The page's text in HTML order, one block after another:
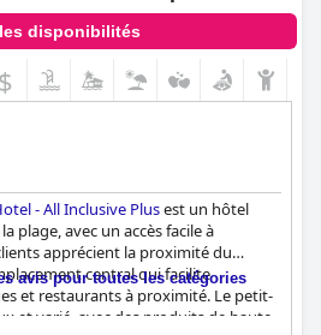
disponibilités
$
- All Inclusive Plusest un hôtel
plage, avec un accès facile à
apprécient la proximité du
central qui facilite
et restaurants à proximité. Le petit-
et varié, avec des produits de haute
avis pour toutes les catégories